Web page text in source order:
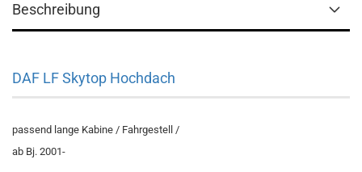
Beschreibung
DAF LF Skytop Hochdach
passend lange Kabine / Fahrgestell /
ab Bj. 2001-